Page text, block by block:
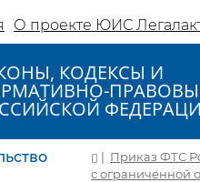
О проекте ЮИС
КОДЕКСЫ И
| Приказ ФТС
с ограниченной